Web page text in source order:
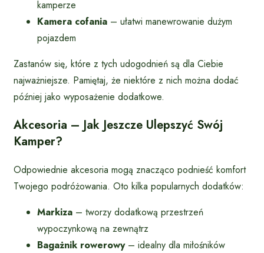
kamperze
Kamera cofania – ułatwi manewrowanie dużym
pojazdem
Zastanów się, które z tych udogodnień są dla Ciebie
najważniejsze. Pamiętaj, że niektóre z nich można dodać
później jako wyposażenie dodatkowe.
Akcesoria – Jak Jeszcze Ulepszyć Swój
Kamper?
Odpowiednie akcesoria mogą znacząco podnieść komfort
Twojego podróżowania. Oto kilka popularnych dodatków:
Markiza – tworzy dodatkową przestrzeń
wypoczynkową na zewnątrz
Bagażnik rowerowy– idealny dla miłośników